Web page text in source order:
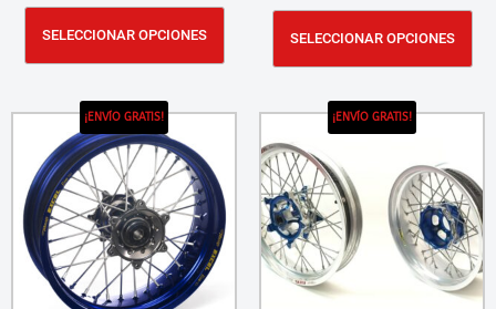
SELECCIONAR OPCIONES SELECCIONAR OPCIONES
¡ENVÍO GRATIS! ¡ENVÍO GRATIS!